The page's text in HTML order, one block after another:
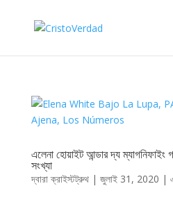
এলেনা হোয়াইট আন্ডার দ্য
সংখ্যা
দ্বারাক্রাইস্টট্রুথ| জুলাই 31, 2020 |